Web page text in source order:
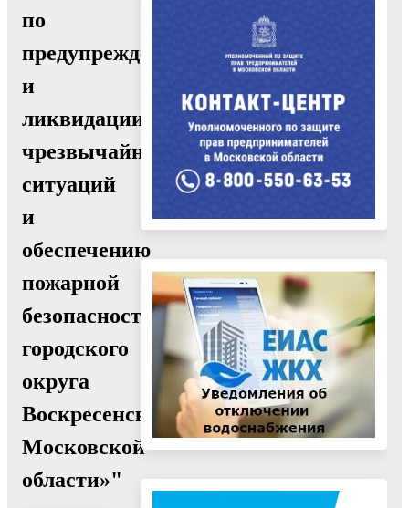
по
предупреждению
и
ликвидации
чрезвычайных
ситуаций
и
обеспечению
пожарной
безопасности
городского
округа
Воскресенск
Московской
области»"